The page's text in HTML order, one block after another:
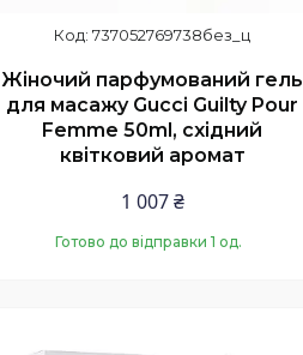
737052769738без_ц
Жіночий парфумований гель
для масажу Gucci Guilty Pour
Femme 50ml, східний
квітковий аромат
1 007 ₴
Готово до відправки 1 од.